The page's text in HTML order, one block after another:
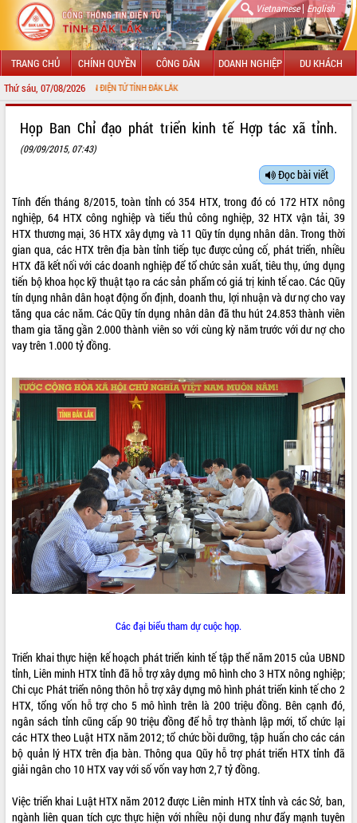
Vietnamese| English
TRANG CHỦ CHÍNH QUYỀN CÔNG DÂN DOANH NGHIỆP DU KHÁCH
Thứ sáu, 07/08/2026
THÔNG TIN ĐIỆN TỬ TỈNH ĐẮK LẮK
LÃNH ĐẠO UBND TỈNH
SỞ, BAN, NGÀNH
UBND CÁC XÃ, PHƯỜNG
THÔNG TIN CHỈ ĐẠO ĐIỀU HÀNH
HỆ THỐNG VĂN BẢN
VĂN BẢN HĐND TỈNH
ĐIỂM TIN VĂN BẢN
QUY HOẠCH - KẾ HOẠCH
VIDEO
Không có file video nào để phát.
ALBUM ẢNH
Họp Ban Chỉ đạo phát triển kinh tế Hợp tác xã tỉnh.
(09/09/2015, 07:43)
Đọc bài viết
Tính đến tháng 8/2015, toàn tỉnh có 354 HTX, trong đó có 172 HTX nông
nghiệp, 64 HTX công nghiệp và tiểu thủ công nghiệp, 32 HTX vận tải, 39
HTX thương mại, 36 HTX xây dựng và 11 Qũy tín dụng nhân dân. Trong thời
gian qua, các HTX trên địa bàn tỉnh tiếp tục được củng cố, phát triển, nhiều
HTX đã kết nối với các doanh nghiệp để tổ chức sản xuất, tiêu thụ, ứng dụng
tiến bộ khoa học kỹ thuật tạo ra các sản phẩm có giá trị kinh tế cao. Các Qũy
tín dụng nhân dân hoạt động ổn định, doanh thu, lợi nhuận và dư nợ cho vay
tăng qua các năm. Các Qũy tín dụng nhân dân đã thu hút 24.853 thành viên
tham gia tăng gần 2.000 thành viên so với cùng kỳ năm trước với dư nợ cho
vay trên 1.000 tỷ đồng.
Các đại biểu tham dự cuộc họp.
Triển khai thực hiện kế hoạch phát triển kinh tế tập thể năm 2015 của UBND
tỉnh, Liên minh HTX tỉnh đã hỗ trợ xây dựng mô hình cho 3 HTX nông nghiệp;
Chi cục Phát triển nông thôn hỗ trợ xây dựng mô hình phát triển kinh tế cho 2
HTX, tổng vốn hỗ trợ cho 5 mô hình trên là 200 triệu đồng. Bên cạnh đó,
ngân sách tỉnh cũng cấp 90 triệu đồng để hỗ trợ thành lập mới, tổ chức lại
các HTX theo Luật HTX năm 2012; tổ chức bồi dưỡng, tập huấn cho các cán
bộ quản lý HTX trên địa bàn. Thông qua Qũy hỗ trợ phát triển HTX tỉnh đã
giải ngân cho 10 HTX vay với số vốn vay hơn 2,7 tỷ đồng.
Việc triển khai Luật HTX năm 2012 được Liên minh HTX tỉnh và các Sở, ban,
ngành liên quan tích cực thực hiện với nhiều nội dung như đẩy mạnh tuyên